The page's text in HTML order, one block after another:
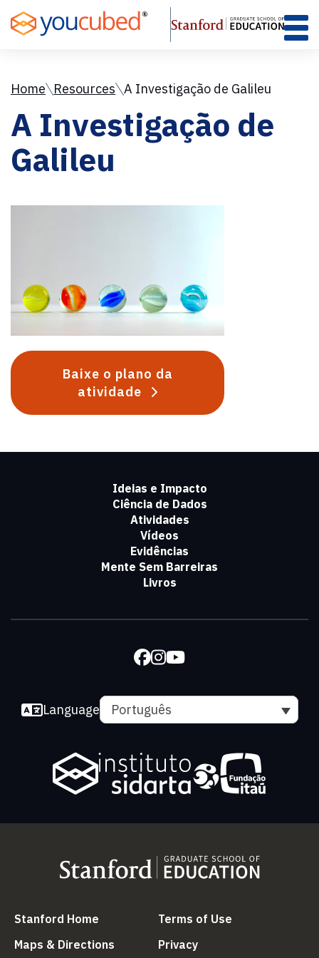
to
Content
Home Resources A Investigação de Galileu
A Investigação de
Galileu
Baixe o plano da
atividade
Ideias e Impacto
Ciência de Dados
Atividades
Vídeos
Evidências
Mente Sem Barreiras
Livros
Language Português
Stanford Home (link is external)
Maps & Directions (link is external)
Terms of Use
Privacy(link is external)